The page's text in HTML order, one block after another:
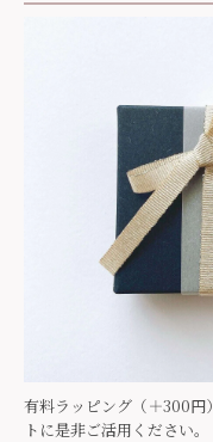
有料ラッピング（＋300円
トに是非ご活用ください。